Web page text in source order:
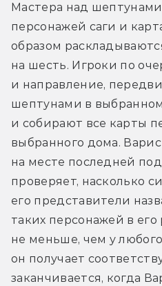
Мастера над
персонажей саги и
образом
на шесть. Игроки по
и направление,
шептунами в
и собирают все карты
выбранного дома.
на месте последней
проверяет, насколько
его представители
таких персонажей в
не меньше, чем у
он получает
заканчивается, когда